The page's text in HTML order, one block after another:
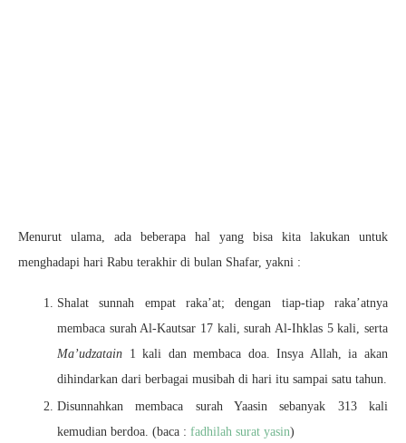
Menurut ulama, ada beberapa hal yang bisa kita lakukan untuk
menghadapi hari Rabu terakhir di bulan Shafar, yakni :
Shalat sunnah empat raka’at; dengan tiap-tiap raka’atnya
membaca surah Al-Kautsar 17 kali, surah Al-Ihklas 5 kali, serta
Ma’udzatain 1 kali dan membaca doa. Insya Allah, ia akan
dihindarkan dari berbagai musibah di hari itu sampai satu tahun.
Disunnahkan membaca surah Yaasin sebanyak 313 kali
kemudian berdoa. (baca : fadhilah surat yasin)